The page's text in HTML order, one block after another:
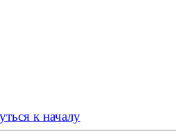
к началу